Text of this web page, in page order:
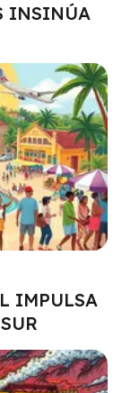
INSINÚA
IMPULSA